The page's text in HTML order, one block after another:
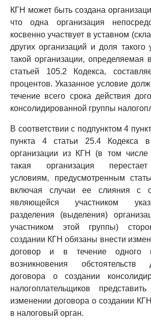
КГН может быть создана
что одна организация
косвенно участвует в уставном
других организаций и доля такого
такой организации, определяемая
статьей 105.2 Кодекса,
процентов. Указанное условие
течение всего срока действия
консолидированной группы
В соответствии с подпунктом 4
пункта 4 статьи 25.4 Кодекса
организации из КГН (в том числе
такая организация перестает
условиям, предусмотренным
включая случаи ее слияния с
являющейся участником
разделения (выделения)
участником этой группы)
создании КГН обязаны внести
договор и в течение одного
возникновения
договора о создании
налогоплательщиков
изменении договора о создании
в налоговый орган.